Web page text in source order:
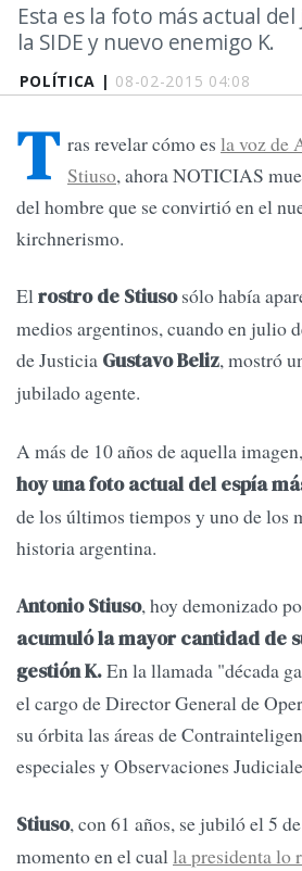
POLÍTICA | 08-02-2015 04:08
Esta es la foto más actual
la SIDE y nuevo enemigo K.
T ras revelar cómo es la voz de
Stiuso, ahora NOTICIAS
del hombre que se convirtió en el
kirchnerismo.
Elrostro de Stiusosólo había
medios argentinos, cuando en julio
de Justicia Gustavo Beliz, mostró
jubilado agente.
A más de 10 años de aquella imagen,
hoy una foto actual del espía
de los últimos tiempos y uno de los
historia argentina.
Antonio Stiuso, hoy demonizado
acumuló la mayor cantidad de
gestión K.En la llamada "década
el cargo de Director General de
su órbita las áreas de
especiales y Observaciones
Stiuso, con 61 años, se jubiló el 5
momento en el cualla presidenta lo